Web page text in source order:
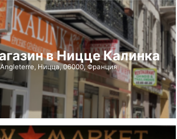
в Ницце Калинка
Ницца, 06000, Франция